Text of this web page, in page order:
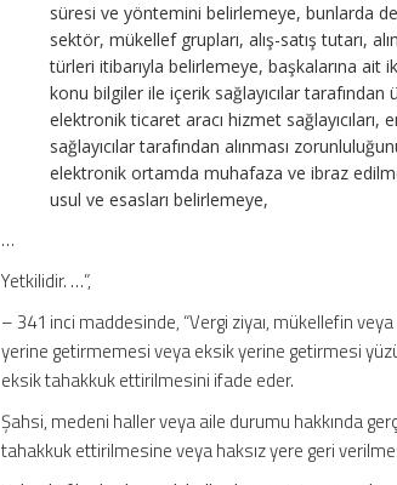
süresi ve yöntemini belirlemeye, bunlarda
sektör, mükellef grupları, alış-satış tutarı,
türleri itibarıyla belirlemeye, başkalarına ait
konu bilgiler ile içerik sağlayıcılar tarafından
elektronik ticaret aracı hizmet sağlayıcıları,
sağlayıcılar tarafından alınması
elektronik ortamda muhafaza ve ibraz
usul ve esasları belirlemeye,
…
Yetkilidir. …”,
– 341 inci maddesinde, “Vergi ziyaı, mükellefin
yerine getirmemesi veya eksik yerine getirmesi
eksik tahakkuk ettirilmesini ifade eder.
Şahsi, medeni haller veya aile durumu hakkında
tahakkuk ettirilmesine veya haksız yere geri